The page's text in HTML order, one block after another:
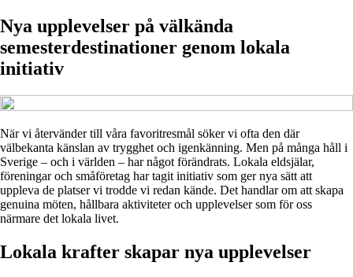
Nya upplevelser på välkända
semesterdestinationer genom lokala
initiativ
När vi återvänder till våra favoritresmål söker vi ofta den där
välbekanta känslan av trygghet och igenkänning. Men på många håll i
Sverige – och i världen – har något förändrats. Lokala eldsjälar,
föreningar och småföretag har tagit initiativ som ger nya sätt att
uppleva de platser vi trodde vi redan kände. Det handlar om att skapa
genuina möten, hållbara aktiviteter och upplevelser som för oss
närmare det lokala livet.
Lokala krafter skapar nya upplevelser